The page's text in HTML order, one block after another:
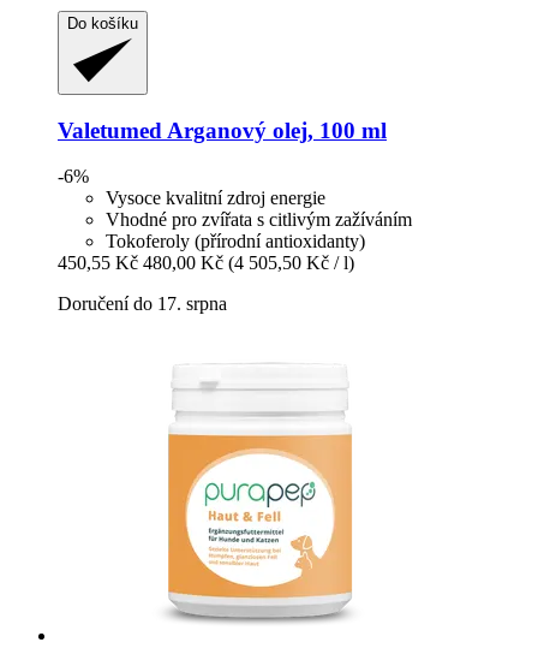
Do košíku
Valetumed Arganový olej, 100 ml
-6%
Vysoce kvalitní zdroj energie
Vhodné pro zvířata s citlivým zažíváním
Tokoferoly (přírodní antioxidanty)
450,55 Kč 480,00 Kč (4 505,50 Kč / l)
Doručení do 17. srpna